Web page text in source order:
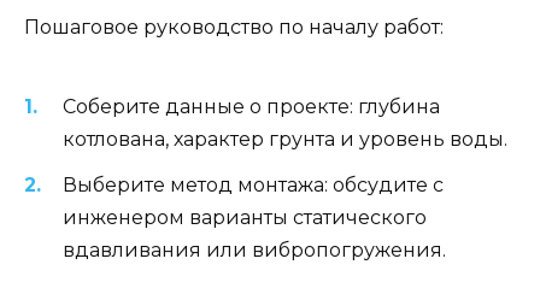
Пошаговое руководство по началу работ:
Соберите данные о проекте: глубина
котлована, характер грунта и уровень воды.
Выберите метод монтажа: обсудите с
инженером варианты статического
вдавливания или вибропогружения.